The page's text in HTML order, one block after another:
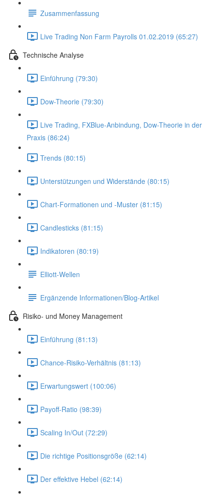
Zusammenfassung
Live Trading Non Farm Payrolls 01.02.2019 (65:27)
Technische Analyse
Einführung (79:30)
Dow-Theorie (79:30)
Live Trading, FXBlue-Anbindung, Dow-Theorie in der
Praxis (86:24)
Trends (80:15)
Unterstützungen und Widerstände (80:15)
Chart-Formationen und -Muster (81:15)
Candlesticks (81:15)
Indikatoren (80:19)
Elliott-Wellen
Ergänzende Informationen/Blog-Artikel
Risiko- und Money Management
Einführung (81:13)
Chance-Risiko-Verhältnis (81:13)
Erwartungswert (100:06)
Payoff-Ratio (98:39)
Scaling In/Out (72:29)
Die richtige Positionsgröße (62:14)
Der effektive Hebel (62:14)